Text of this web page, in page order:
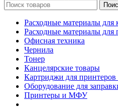
Расходные материалы для
Расходные материалы для
Офисная техника
Чернила
Тонер
Канцелярские товары
Картриджи для
Оборудование для
Принтеры и МФУ